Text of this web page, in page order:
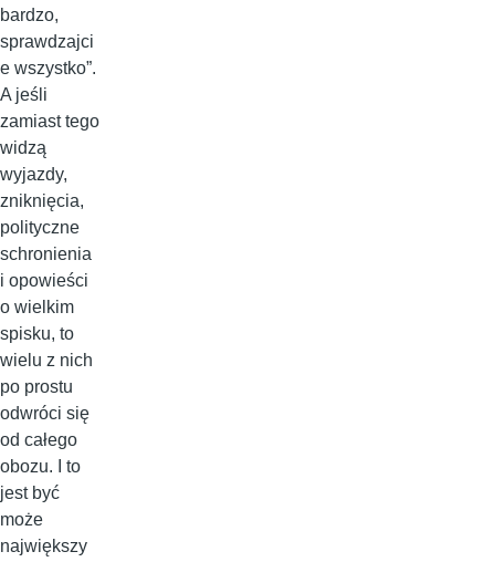
bardzo,
sprawdzajci
e wszystko”.
A jeśli
zamiast tego
widzą
wyjazdy,
zniknięcia,
polityczne
schronienia
i opowieści
o wielkim
spisku, to
wielu z nich
po prostu
odwróci się
od całego
obozu. I to
jest być
może
największy